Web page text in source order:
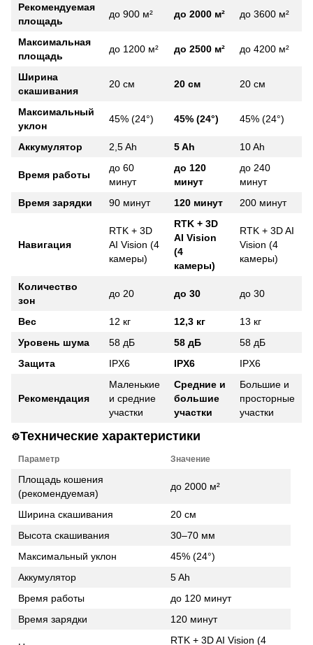
Рекомендуемая
площадь
до 900 м² до 2000 м² до 3600 м²
Максимальная
площадь
до 1200 м² до 2500 м² до 4200 м²
Ширина
скашивания
20 см 20 см 20 см
Максимальный
уклон
45% (24°) 45% (24°) 45% (24°)
Аккумулятор 2,5 Ah 5 Ah 10 Ah
Время работы
до 60
минут
до 120
минут
до 240
минут
Время зарядки
90 минут 120 минут 200 минут
Навигация
RTK + 3D
AI Vision (4
камеры)
RTK + 3D
AI Vision
(4
камеры)
RTK + 3D AI
Vision (4
камеры)
Количество
зон
до 20 до 30 до 30
Вес 12 кг 12,3 кг
13 кг
Уровень шума
58 дБ 58 дБ
58 дБ
Защита
IPX6 IPX6 IPX6
Рекомендация
Маленькие
и средние
участки
Средние и
большие
участки
Большие и
просторные
участки
⚙️Технические характеристики
Параметр Значение
Площадь кошения
(рекомендуемая)
до 2000 м²
Ширина скашивания
20 см
Высота скашивания
30–70 мм
Максимальный уклон
45% (24°)
Аккумулятор
5 Ah
Время работы
до 120 минут
Время зарядки
120 минут
RTK + 3D AI Vision (4